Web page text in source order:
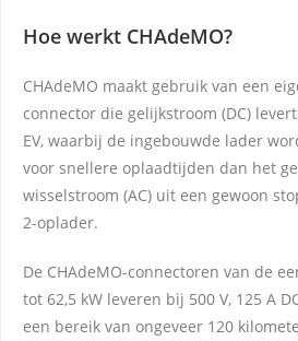
Hoe werkt CHAdeMO?
CHAdeMO maakt gebruik van een
connector die gelijkstroom (DC)
EV, waarbij de ingebouwde lader
voor snellere oplaadtijden dan het
wisselstroom (AC) uit een gewoon
2-oplader.
De CHAdeMO-connectoren van de
tot 62,5 kW leveren bij 500 V, 125 A
een bereik van ongeveer 120